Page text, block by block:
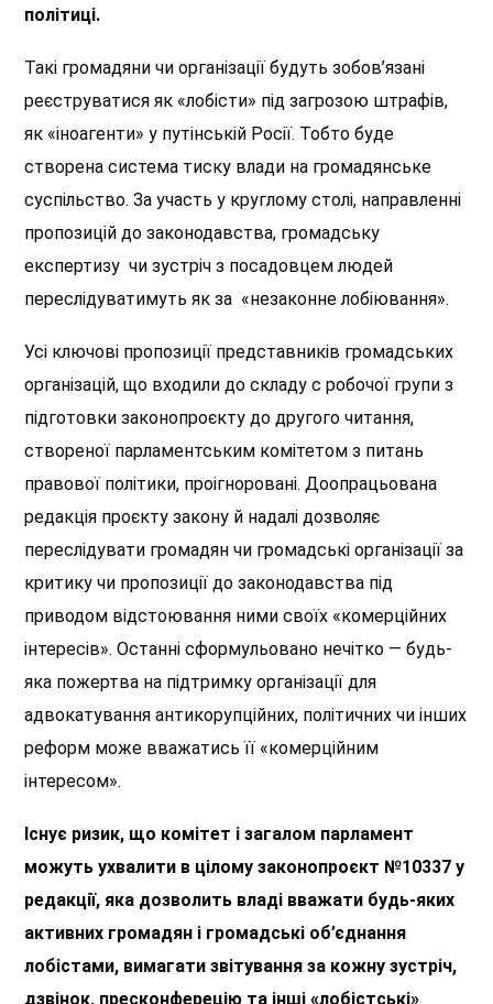
політиці.
Такі громадяни чи організації будуть зобов’язані
реєструватися як «лобісти» під загрозою штрафів,
як «іноагенти» у путінській Росії. Тобто буде
створена система тиску влади на громадянське
суспільство. За участь у круглому столі, направленні
пропозицій до законодавства, громадську
експертизу чи зустріч з посадовцем людей
переслідуватимуть як за «незаконне лобіювання».
Усі ключові пропозиції представників громадських
організацій, що входили до складу с робочої групи з
підготовки законопроєкту до другого читання,
створеної парламентським комітетом з питань
правової політики, проігноровані. Доопрацьована
редакція проєкту закону й надалі дозволяє
переслідувати громадян чи громадські організації за
критику чи пропозиції до законодавства під
приводом відстоювання ними своїх «комерційних
інтересів». Останні сформульовано нечітко — будь-
яка пожертва на підтримку організації для
адвокатування антикорупційних, політичних чи інших
реформ може вважатись її «комерційним
інтересом».
Існує ризик, що комітет і загалом парламент
можуть ухвалити в цілому законопроєкт №10337 у
редакції, яка дозволить владі вважати будь-яких
активних громадян і громадські об’єднання
лобістами, вимагати звітування за кожну зустріч,
дзвінок, пресконферецію та інші «лобістські»